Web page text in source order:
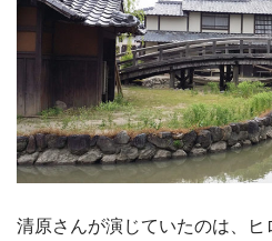
清原さんが演じていたのは、ヒ